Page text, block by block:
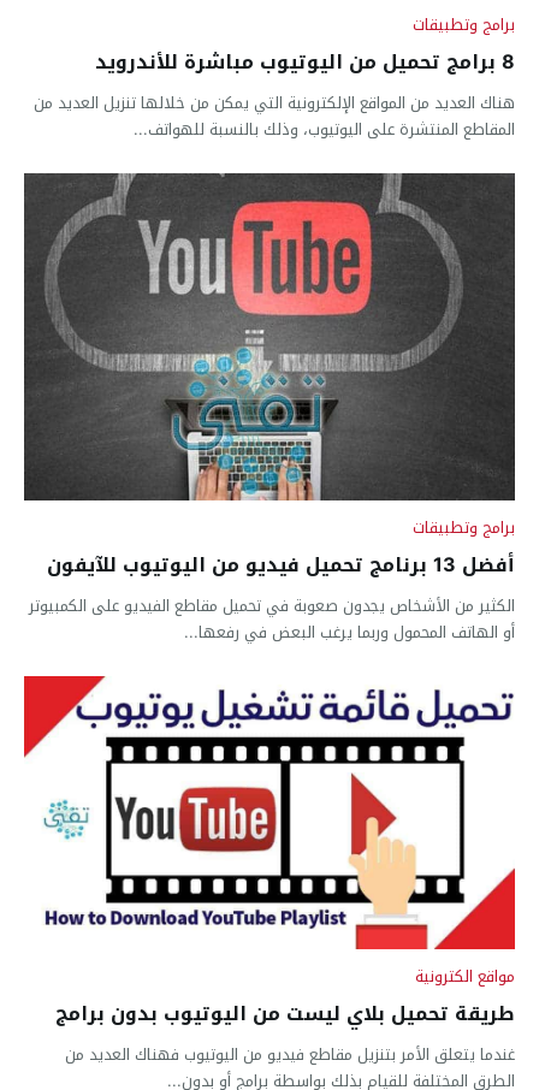
برامج وتطبيقات
8 برامج تحميل من اليوتيوب مباشرة للأندرويد
هناك العديد من المواقع الإلكترونية التي يمكن من خلالها تنزيل العديد من
المقاطع المنتشرة على اليوتيوب، وذلك بالنسبة للهواتف...
برامج وتطبيقات
أفضل 13 برنامج تحميل فيديو من اليوتيوب للآيفون
الكثير من الأشخاص يجدون صعوبة في تحميل مقاطع الفيديو على الكمبيوتر
أو الهاتف المحمول وربما يرغب البعض في رفعها...
مواقع الكترونية
طريقة تحميل بلاي ليست من اليوتيوب بدون برامج
غندما يتعلق الأمر بتنزيل مقاطع فيديو من اليوتيوب فهناك العديد من
الطرق المختلفة للقيام بذلك بواسطة برامج أو بدون...